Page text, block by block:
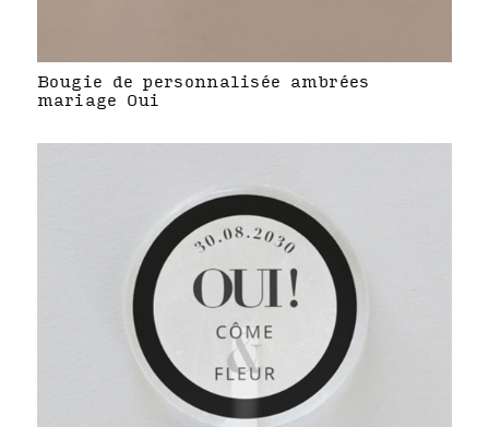
Bougie de personnalisée ambrées
mariage Oui